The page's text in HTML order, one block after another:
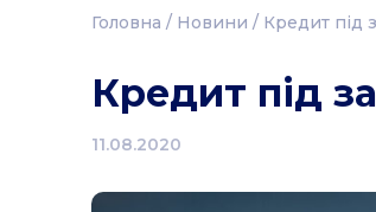
Головна / Новини / Кредит під
Кредит під
11.08.2020